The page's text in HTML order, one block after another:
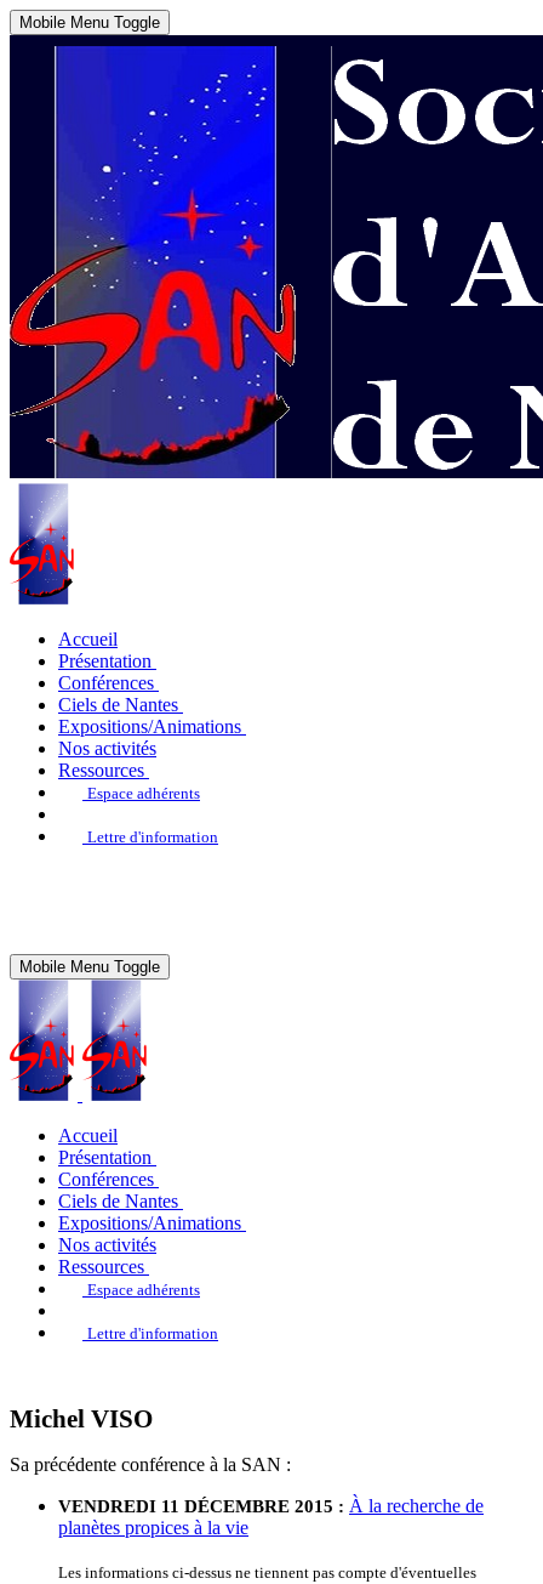
Mobile Menu Toggle
Accueil
Présentation
Conférences
Ciels de Nantes
Expositions/Animations
Nos activités
Ressources
Espace adhérents
Lettre d'information
Mobile Menu Toggle
Accueil
Présentation
Conférences
Ciels de Nantes
Expositions/Animations
Nos activités
Ressources
Espace adhérents
Lettre d'information
Michel VISO
Sa précédente conférence à la SAN :
VENDREDI 11 DÉCEMBRE 2015 : À la recherche de
planètes propices à la vie
Les informations ci-dessus ne tiennent pas compte d'éventuelles